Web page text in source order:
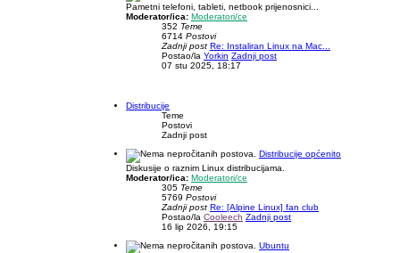
Pametni telefoni, tableti, netbook prijenosnici...
Moderator/ica: Moderatori/ce
352 Teme
6714 Postovi
Zadnji post Re: Instaliran Linux na Mac...
Postao/la Yorkin Zadnji post
07 stu 2025, 18:17
Distribucije
Teme
Postovi
Zadnji post
Distribucije općenito
Diskusije o raznim Linux distribucijama.
Moderator/ica: Moderatori/ce
305 Teme
5769 Postovi
Zadnji post Re: [Alpine Linux] fan club
Postao/la Cooleech Zadnji post
16 lip 2026, 19:15
Ubuntu